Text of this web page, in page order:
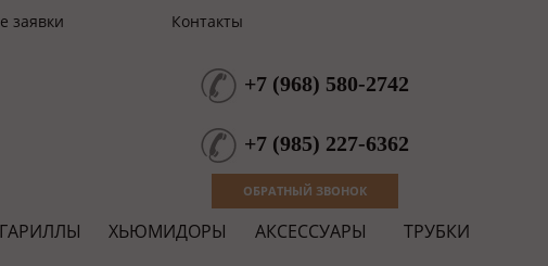
заявки Контакты
+7 (968) 580-2742
+7 (985) 227-6362
ОБРАТНЫЙ ЗВОНОК
ХЬЮМИДОРЫ АКСЕССУАРЫ ТРУБКИ